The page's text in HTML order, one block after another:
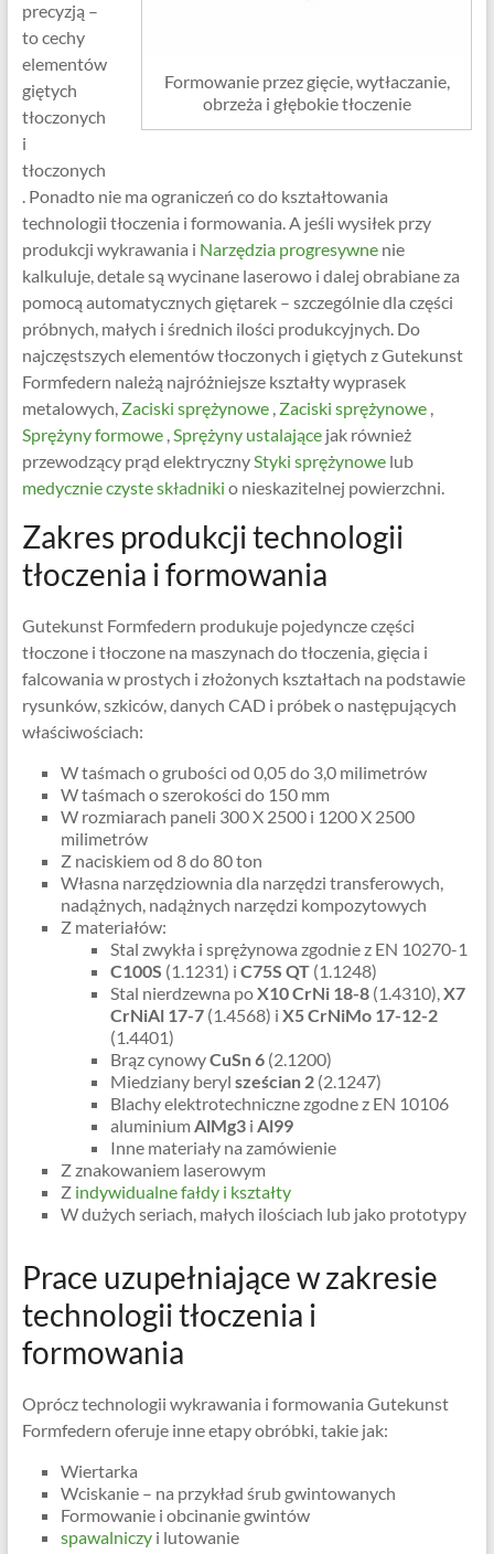
Formowanie przez gięcie, wytłaczanie,
obrzeża i głębokie tłoczenie
precyzją –
to cechy
elementów
giętych
tłoczonych
i
tłoczonych
. Ponadto nie ma ograniczeń co do kształtowania
technologii tłoczenia i formowania. A jeśli wysiłek przy
produkcji wykrawania i Narzędzia progresywnenie
kalkuluje, detale są wycinane laserowo i dalej obrabiane za
pomocą automatycznych giętarek – szczególnie dla części
próbnych, małych i średnich ilości produkcyjnych. Do
najczęstszych elementów tłoczonych i giętych z Gutekunst
Formfedern należą najróżniejsze kształty wyprasek
metalowych,Zaciski sprężynowe,Zaciski sprężynowe,
Sprężyny formowe,Sprężyny ustalającejak również
przewodzący prąd elektrycznyStyki sprężynowelub
medycznie czyste składniki o nieskazitelnej powierzchni.
Zakres produkcji technologii
tłoczenia i formowania
Gutekunst Formfedern produkuje pojedyncze części
tłoczone i tłoczone na maszynach do tłoczenia, gięcia i
falcowania w prostych i złożonych kształtach na podstawie
rysunków, szkiców, danych CAD i próbek o następujących
właściwościach:
W taśmach o grubości od 0,05 do 3,0 milimetrów
W taśmach o szerokości do 150 mm
W rozmiarach paneli 300 X 2500 i 1200 X 2500
milimetrów
Z naciskiem od 8 do 80 ton
Własna narzędziownia dla narzędzi transferowych,
nadążnych, nadążnych narzędzi kompozytowych
Z materiałów:
Stal zwykła i sprężynowa zgodnie z EN 10270-1
C100S (1.1231) i C75S QT(1.1248)
Stal nierdzewna poX10 CrNi 18-8(1.4310),X7
CrNiAl 17-7(1.4568) i X5 CrNiMo 17-12-2
(1.4401)
Brąz cynowyCuSn 6(2.1200)
Miedziany beryl sześcian 2(2.1247)
Blachy elektrotechniczne zgodne z EN 10106
aluminiumAlMg3i Al99
Inne materiały na zamówienie
Z znakowaniem laserowym
Zindywidualne fałdy i kształty
W dużych seriach, małych ilościach lub jako prototypy
Prace uzupełniające w zakresie
technologii tłoczenia i
formowania
Oprócz technologii wykrawania i formowania Gutekunst
Formfedern oferuje inne etapy obróbki, takie jak:
Wiertarka
Wciskanie – na przykład śrub gwintowanych
Formowanie i obcinanie gwintów
spawalniczyi lutowanie